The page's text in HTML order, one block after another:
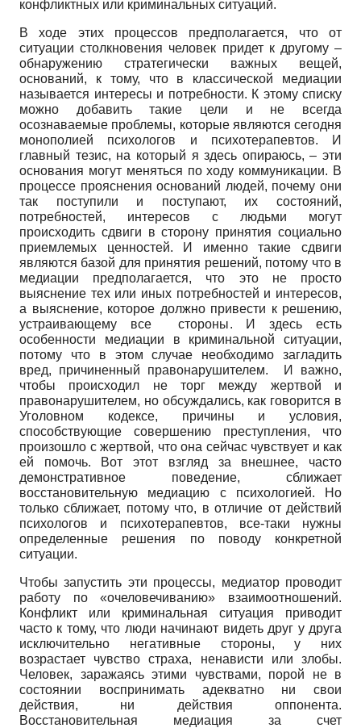
конфликтных или криминальных ситуаций.
В ходе этих процессов предполагается, что от
ситуации столкновения человек придет к другому –
обнаружению стратегически важных вещей,
оснований, к тому, что в классической медиации
называется интересы и потребности. К этому списку
можно добавить такие цели и не всегда
осознаваемые проблемы, которые являются сегодня
монополией психологов и психотерапевтов. И
главный тезис, на который я здесь опираюсь, – эти
основания могут меняться по ходу коммуникации. В
процессе прояснения оснований людей, почему они
так поступили и поступают, их состояний,
потребностей, интересов с людьми могут
происходить сдвиги в сторону принятия социально
приемлемых ценностей. И именно такие сдвиги
являются базой для принятия решений, потому что в
медиации предполагается, что это не просто
выяснение тех или иных потребностей и интересов,
а выяснение, которое должно привести к решению,
устраивающему все стороны. И здесь есть
особенности медиации в криминальной ситуации,
потому что в этом случае необходимо загладить
вред, причиненный правонарушителем. И важно,
чтобы происходил не торг между жертвой и
правонарушителем, но обсуждались, как говорится в
Уголовном кодексе, причины и условия,
способствующие совершению преступления, что
произошло с жертвой, что она сейчас чувствует и как
ей помочь. Вот этот взгляд за внешнее, часто
демонстративное поведение, сближает
восстановительную медиацию с психологией. Но
только сближает, потому что, в отличие от действий
психологов и психотерапевтов, все-таки нужны
определенные решения по поводу конкретной
ситуации.
Чтобы запустить эти процессы, медиатор проводит
работу по «очеловечиванию» взаимоотношений.
Конфликт или криминальная ситуация приводит
часто к тому, что люди начинают видеть друг у друга
исключительно негативные стороны, у них
возрастает чувство страха, ненависти или злобы.
Человек, заражаясь этими чувствами, порой не в
состоянии воспринимать адекватно ни свои
действия, ни действия оппонента.
Восстановительная медиация за счет